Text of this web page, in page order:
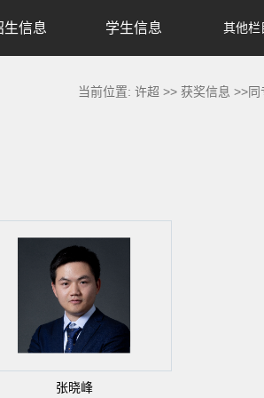
生信息 学生信息 其他栏
当前位置:许超 >> 获奖信息 >>同
张晓峰